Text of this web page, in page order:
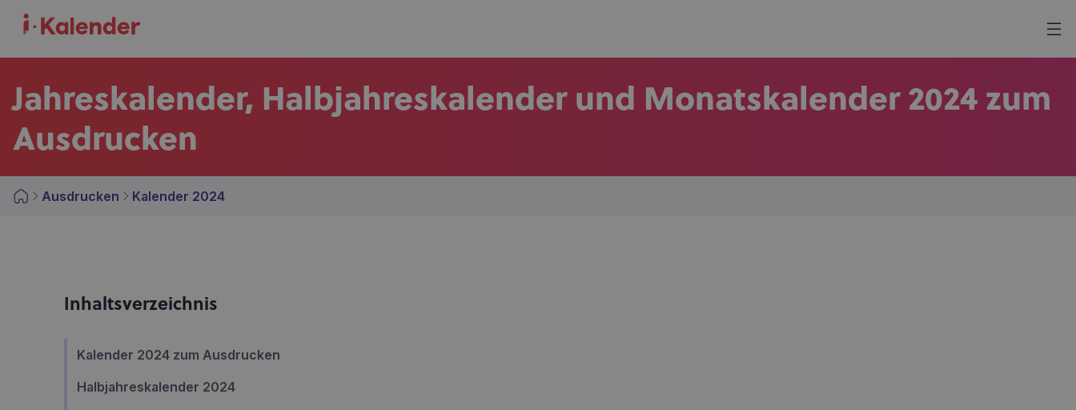
Jahreskalender, Halbjahreskalender und Monatskalender 2024 zum
Ausdrucken
Ausdrucken Kalender 2024
Inhaltsverzeichnis
Kalender 2024 zum Ausdrucken
Halbjahreskalender 2024